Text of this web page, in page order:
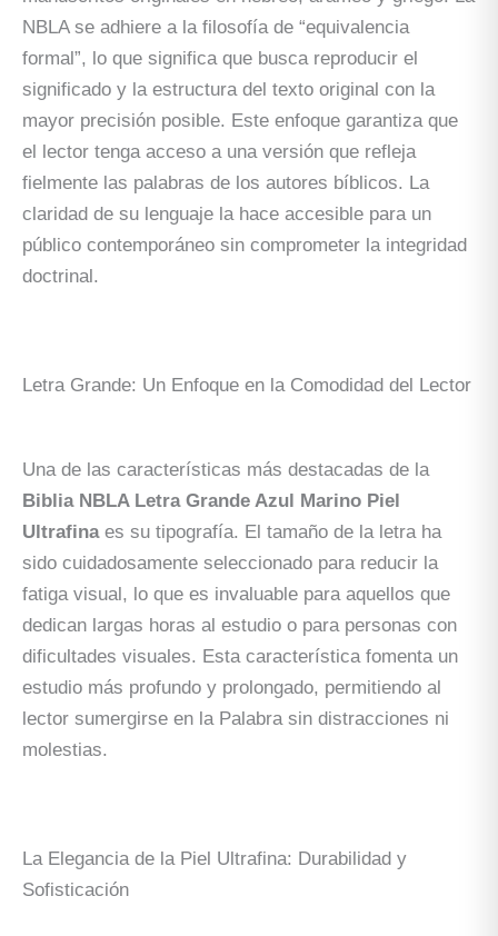
NBLA se adhiere a la filosofía de “equivalencia
formal”, lo que significa que busca reproducir el
significado y la estructura del texto original con la
mayor precisión posible. Este enfoque garantiza que
el lector tenga acceso a una versión que refleja
fielmente las palabras de los autores bíblicos. La
claridad de su lenguaje la hace accesible para un
público contemporáneo sin comprometer la integridad
doctrinal.
Letra Grande: Un Enfoque en la Comodidad del Lector
Una de las características más destacadas de la
Biblia NBLA Letra Grande Azul Marino Piel
Ultrafinaes su tipografía. El tamaño de la letra ha
sido cuidadosamente seleccionado para reducir la
fatiga visual, lo que es invaluable para aquellos que
dedican largas horas al estudio o para personas con
dificultades visuales. Esta característica fomenta un
estudio más profundo y prolongado, permitiendo al
lector sumergirse en la Palabra sin distracciones ni
molestias.
La Elegancia de la Piel Ultrafina: Durabilidad y
Sofisticación